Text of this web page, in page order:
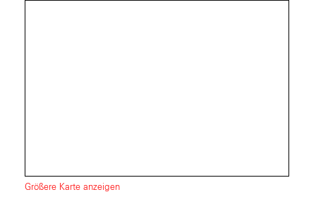
Größere Karte anzeigen